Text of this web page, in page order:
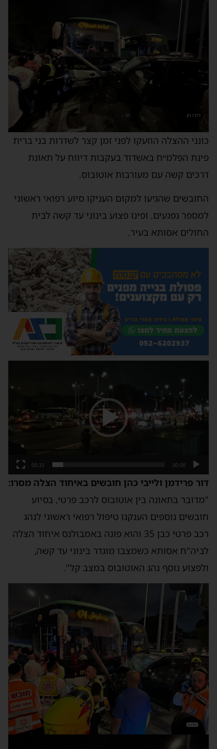
כונני ההצלה הוזעקו לפני זמן קצר לשדרות בני ברית
פינת הפלמ״ח באשדוד בעקבות דיווח על תאונת
דרכים קשה עם מעורבות אוטובוס.
החובשים שהגיעו למקום העניקו סיוע רפואי ראשוני
למספר נפגעים. ופינו פצוע בינוני עד קשה לבית
החולים אסותא בעיר.
00:00
00:31
דור פרידמן ולייבי כהן חובשים באיחוד הצלה מסרו:
"מדובר בתאונה בין אוטובוס לרכב פרטי, בסיוע
חובשים נוספים הענקנו טיפול רפואי ראשוני לנהג
רכב פרטי כבן 35 והוא פונה באמבולנס איחוד הצלה
לביה"ח אסותא כשמצבו מוגדר בינוני עד קשה,
ולפצוע נוסף נהג האוטובוס במצב קל".